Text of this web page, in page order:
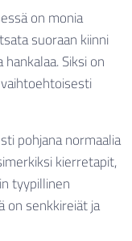
on monia
suoraan kiinni
Siksi on
pohjana normaalia
kierretapit,
tyypillinen
on senkkireiät ja